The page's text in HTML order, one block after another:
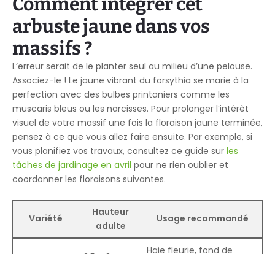
arbuste jaune dans vos
massifs ?
L’erreur serait de le planter seul au milieu d’une pelouse.
Associez-le ! Le jaune vibrant du forsythia se marie à la
perfection avec des bulbes printaniers comme les
muscaris bleus ou les narcisses. Pour prolonger l’intérêt
visuel de votre massif une fois la floraison jaune terminée,
pensez à ce que vous allez faire ensuite. Par exemple, si
vous planifiez vos travaux, consultez ce guide sur les
tâches de jardinage en avril pour ne rien oublier et
coordonner les floraisons suivantes.
Variété
Hauteur
adulte
Usage recommandé
Haie fleurie, fond de